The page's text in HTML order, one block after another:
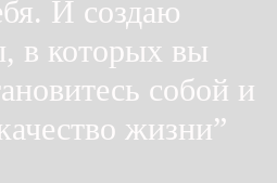
И создаю
в которых вы
собой и
жизни”